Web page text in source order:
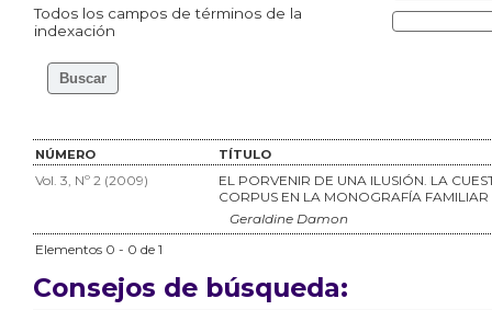
Todos los campos de términos de la
indexación
NÚMERO TÍTULO
Vol. 3, Nº 2 (2009)
EL PORVENIR DE UNA ILUSIÓN. LA
CORPUS EN LA MONOGRAFÍA FAMILIAR
Geraldine Damon
Elementos 0 - 0 de 1
Consejos de búsqueda: